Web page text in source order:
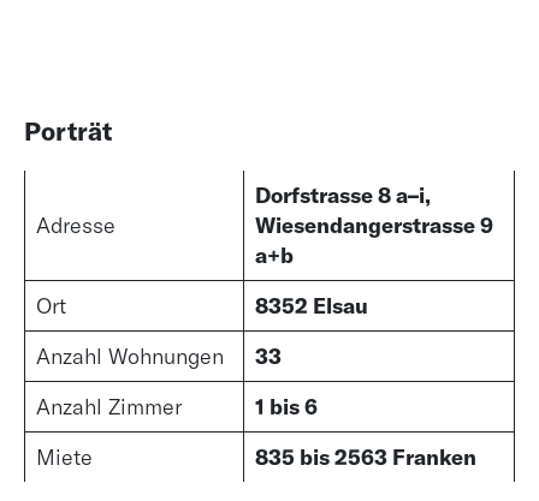
Porträt
Adresse
Dorfstrasse 8 a–i,
Wiesendangerstrasse 9
a+b
Ort
8352 Elsau
Anzahl Wohnungen
33
Anzahl Zimmer
1 bis 6
Miete
835 bis 2563 Franken